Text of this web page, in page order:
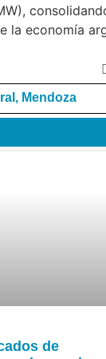
la economía
, Mendoza
de